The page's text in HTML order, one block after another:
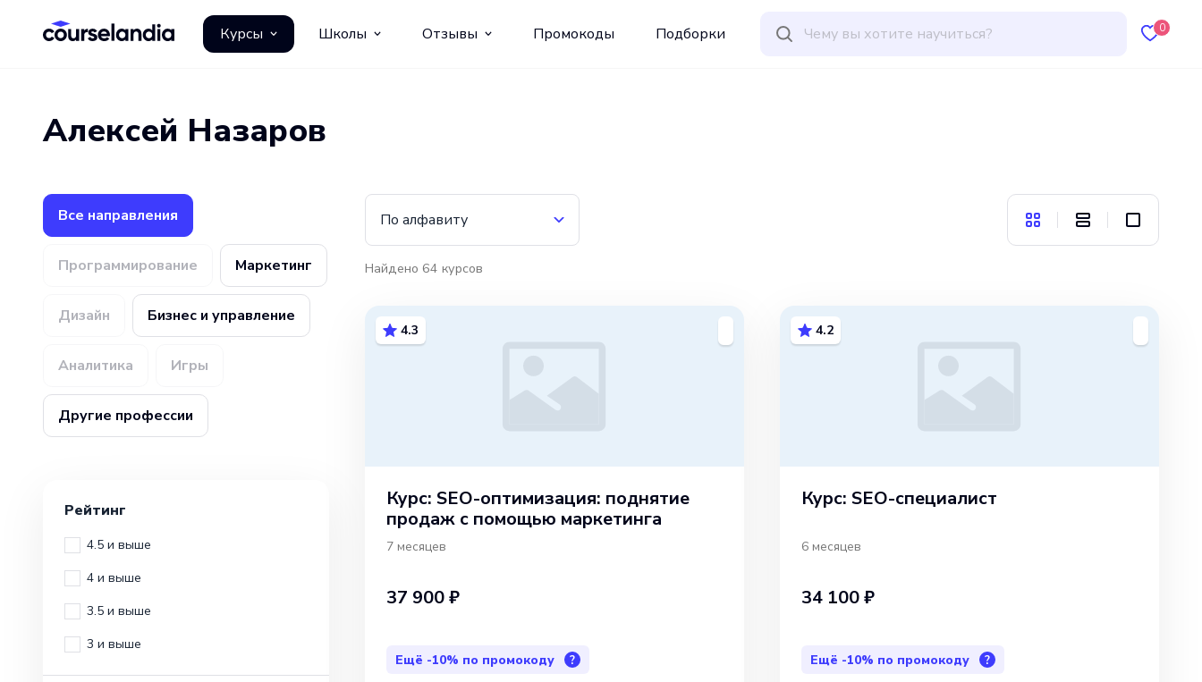
Курсы Школы Отзывы Промокоды Подборки 0
Алексей Назаров
По алфавиту
Найдено 64 курсов
4.3
Курс: SEO-оптимизация: поднятие
продаж с помощью маркетинга
7 месяцев
37 900 ₽
Ещё -10% по промокоду ?
4.2
Курс: SEO-специалист
6 месяцев
34 100 ₽
Ещё -10% по промокоду ?
Все направления
Программирование Маркетинг
Дизайн Бизнес и управление
Аналитика Игры
Другие профессии
Рейтинг
4.5 и выше
4 и выше
3.5 и выше
3 и выше